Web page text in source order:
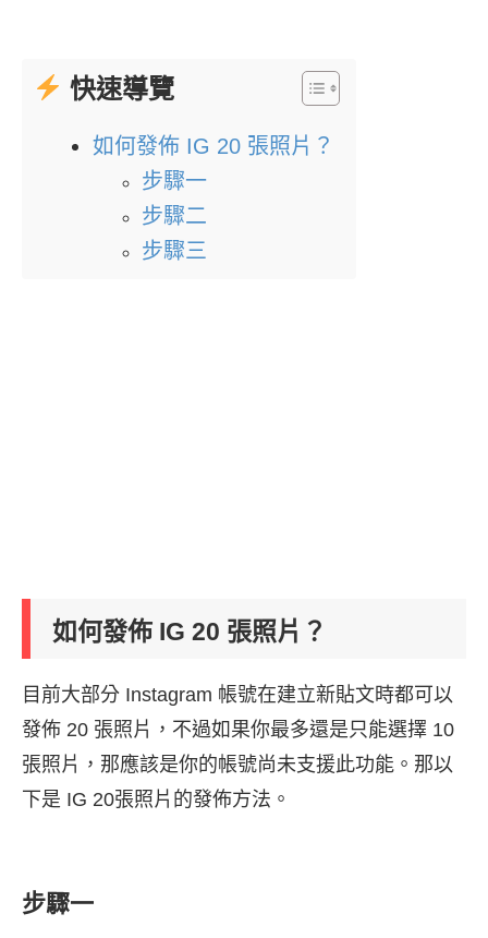
快速導覽
如何發佈 IG 20 張照片？
步驟一
步驟二
步驟三
如何發佈 IG 20 張照片？
目前大部分 Instagram 帳號在建立新貼文時都可以
發佈 20 張照片，不過如果你最多還是只能選擇 10
張照片，那應該是你的帳號尚未支援此功能。那以
下是 IG 20張照片的發佈方法。
步驟一